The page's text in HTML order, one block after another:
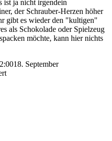
ist ja nicht irgendein
der Schrauber-Herzen höher
gibt es wieder den "kultigen"
als Schokolade oder Spielzeug
möchte, kann hier nichts
18. September
für